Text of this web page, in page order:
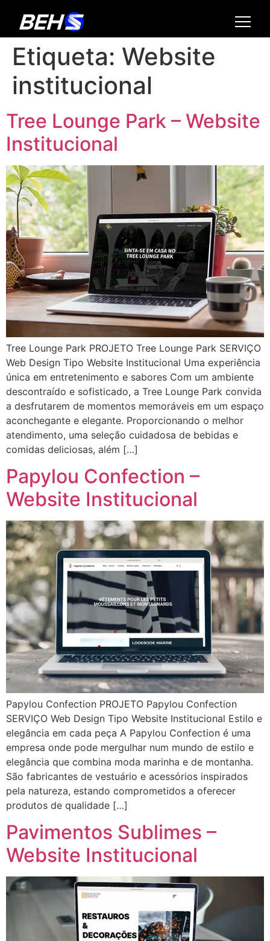
Etiqueta: Website
institucional
Tree Lounge Park – Website
Institucional
Tree Lounge Park PROJETO Tree Lounge Park SERVIÇO
Web Design Tipo Website Institucional Uma experiência
única em entretenimento e sabores Com um ambiente
descontraído e sofisticado, a Tree Lounge Park convida
a desfrutarem de momentos memoráveis em um espaço
aconchegante e elegante. Proporcionando o melhor
atendimento, uma seleção cuidadosa de bebidas e
comidas deliciosas, além […]
Papylou Confection –
Website Institucional
Papylou Confection PROJETO Papylou Confection
SERVIÇO Web Design Tipo Website Institucional Estilo e
elegância em cada peça A Papylou Confection é uma
empresa onde pode mergulhar num mundo de estilo e
elegância que combina moda marinha e de montanha.
São fabricantes de vestuário e acessórios inspirados
pela natureza, estando comprometidos a oferecer
produtos de qualidade […]
Pavimentos Sublimes –
Website Institucional